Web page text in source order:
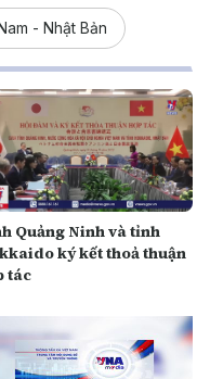
- Nhật Bản
Quảng Ninh và tỉnh
ký kết thoả thuận
tác